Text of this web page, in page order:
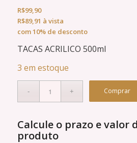
R$99,90
R$89,91 à vista
com 10% de desconto
TACAS ACRILICO 500ml
3 em estoque
Comprar
Calcule o prazo e valor
produto